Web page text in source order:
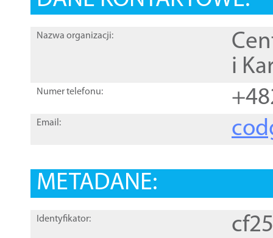
Nazwa organizacji:
i
Numer telefonu:
Email:
METADANE:
Identyfikator: